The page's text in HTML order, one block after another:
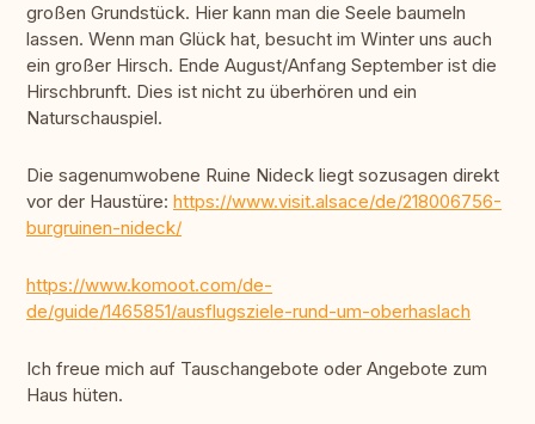
großen Grundstück. Hier kann man die Seele baumeln
lassen. Wenn man Glück hat, besucht im Winter uns auch
ein großer Hirsch. Ende August/Anfang September ist die
Hirschbrunft. Dies ist nicht zu überhören und ein
Naturschauspiel.
Die sagenumwobene Ruine Nideck liegt sozusagen direkt
vor der Haustüre: https://www.visit.alsace/de/218006756-
burgruinen-nideck/
https://www.komoot.com/de-
de/guide/1465851/ausflugsziele-rund-um-oberhaslach
Ich freue mich auf Tauschangebote oder Angebote zum
Haus hüten.